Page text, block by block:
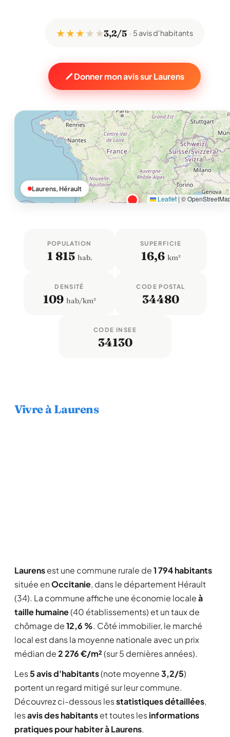
★ ★ ★★ ★3,2/5 5 avis d'habitants
Donner mon avis sur Laurens
Leaflet|©
Laurens, Hérault
POPULATION
1 815 hab.
SUPERFICIE
16,6 km²
DENSITÉ
109 hab/km²
CODE POSTAL
34480
CODE INSEE
34130
Vivre à Laurens
Laurensest une commune rurale de1 794 habitants
située enOccitanie, dans le département Hérault
(34). La commune affiche une économie localeà
taille humaine(40 établissements) et un taux de
chômage de12,6 %. Côté immobilier, le marché
local est dans la moyenne nationale avec un prix
médian de2 276 €/m²(sur 5 dernières années).
Les5 avis d'habitants(note moyenne3,2/5)
portent un regard mitigé sur leur commune.
Découvrez ci-dessous lesstatistiques détaillées,
lesavis des habitantset toutes lesinformations
pratiques pour habiter à Laurens.